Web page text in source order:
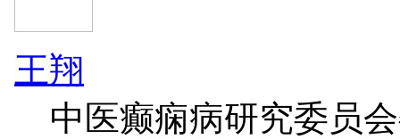
王翔
中医癫痫病研究委员